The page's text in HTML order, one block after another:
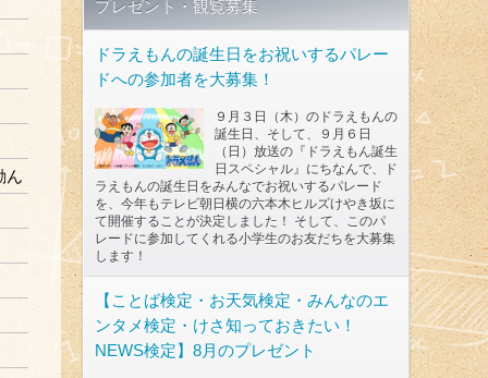
ん
プレゼント・観覧募集
ドラえもんの誕生日をお祝いするパレー
ドへの参加者を大募集！
９月３日（木）のドラえもんの
誕生日、そして、９月６日
（日）放送の『ドラえもん誕生
日スペシャル』にちなんで、ド
ラえもんの誕生日をみんなでお祝いするパレード
を、今年もテレビ朝日横の六本木ヒルズけやき坂に
て開催することが決定しました！ そして、このパ
レードに参加してくれる小学生のお友だちを大募集
します！
【ことば検定・お天気検定・みんなのエ
ンタメ検定・けさ知っておきたい！
NEWS検定】8月のプレゼント